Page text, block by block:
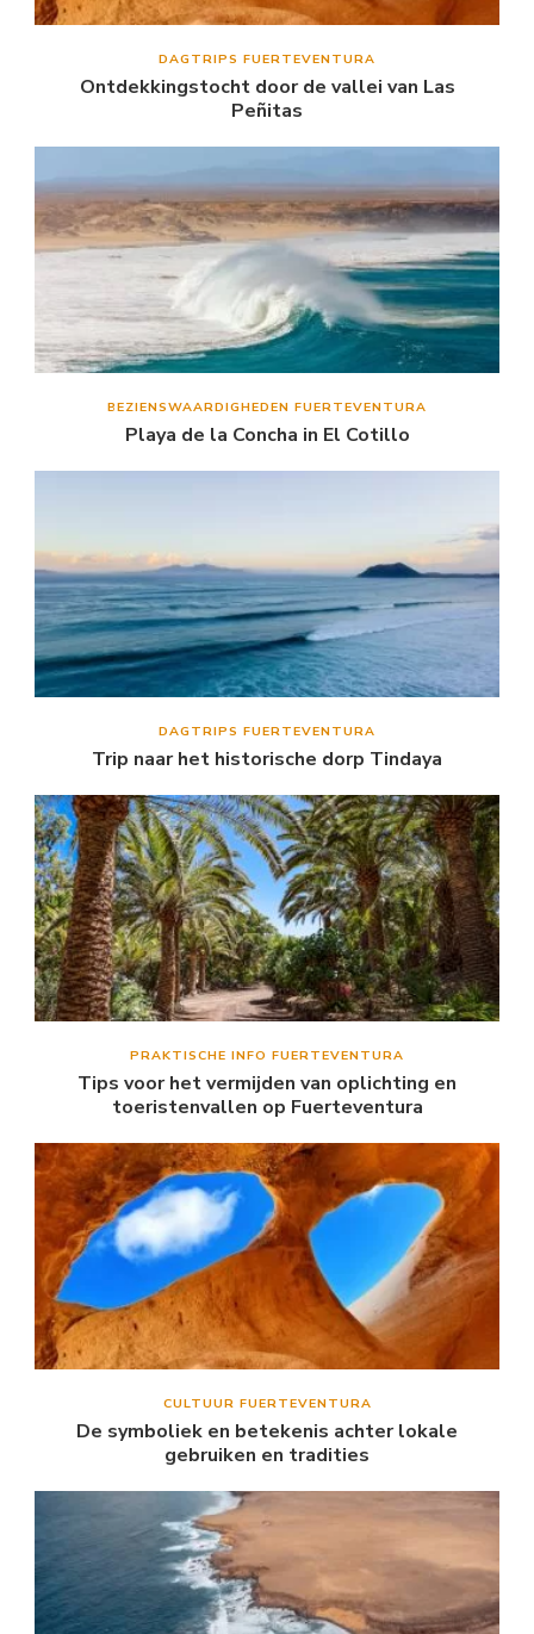
DAGTRIPS FUERTEVENTURA
Ontdekkingstocht door de vallei van Las
Peñitas
BEZIENSWAARDIGHEDEN FUERTEVENTURA
Playa de la Concha in El Cotillo
DAGTRIPS FUERTEVENTURA
Trip naar het historische dorp Tindaya
PRAKTISCHE INFO FUERTEVENTURA
Tips voor het vermijden van oplichting en
toeristenvallen op Fuerteventura
CULTUUR FUERTEVENTURA
De symboliek en betekenis achter lokale
gebruiken en tradities